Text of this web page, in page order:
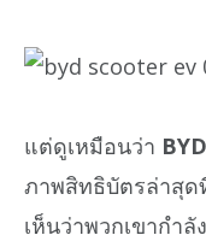
แต่ดูเหมือนว่า BYD
ภาพสิทธิบัตรล่าสุด
เห็นว่าพวกเขากำ